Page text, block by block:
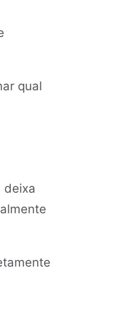
qual
deixa